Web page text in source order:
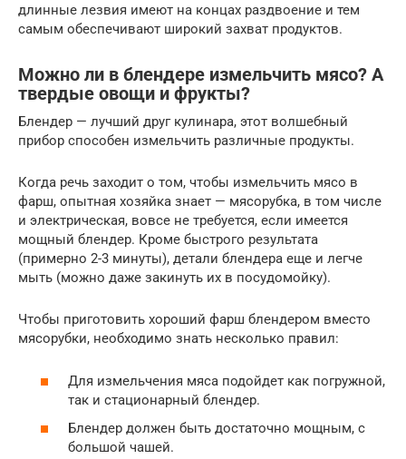
длинные лезвия имеют на концах раздвоение и тем
самым обеспечивают широкий захват продуктов.
Можно ли в блендере измельчить мясо? А
твердые овощи и фрукты?
Блендер — лучший друг кулинара, этот волшебный
прибор способен измельчить различные продукты.
Когда речь заходит о том, чтобы измельчить мясо в
фарш, опытная хозяйка знает — мясорубка, в том числе
и электрическая, вовсе не требуется, если имеется
мощный блендер. Кроме быстрого результата
(примерно 2-3 минуты), детали блендера еще и легче
мыть (можно даже закинуть их в посудомойку).
Чтобы приготовить хороший фарш блендером вместо
мясорубки, необходимо знать несколько правил:
Для измельчения мяса подойдет как погружной,
так и стационарный блендер.
Блендер должен быть достаточно мощным, с
большой чашей.